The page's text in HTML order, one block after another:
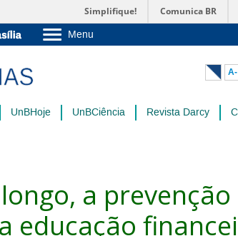
Simplifique! Comunica BR
Menu
Pós-Graduação
Administração
A-
UnBHoje UnBCiência Revista Darcy
a prevenção
educação